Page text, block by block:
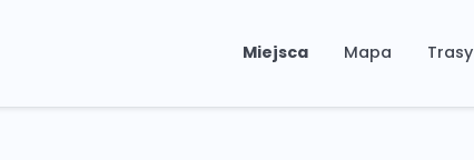
Miejsca Mapa Trasy